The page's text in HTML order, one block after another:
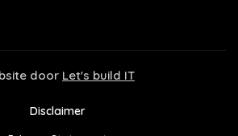
door Let's build IT
Disclaimer